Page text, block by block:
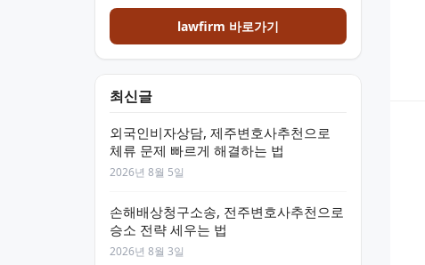
lawfirm 바로가기
최신글
외국인비자상담, 제주변호사추천으로
체류 문제 빠르게 해결하는 법
2026년 8월 5일
손해배상청구소송, 전주변호사추천으로
승소 전략 세우는 법
2026년 8월 3일